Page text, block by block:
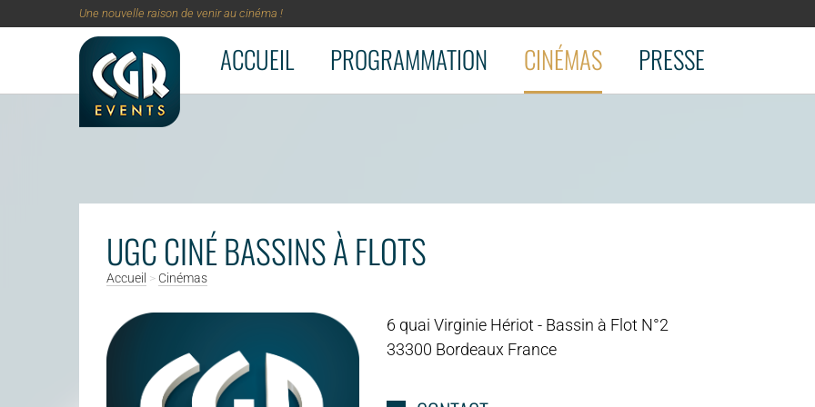
Aller au contenu principal
Une nouvelle raison de venir au cinéma !
ACCUEIL PROGRAMMATION CINÉMAS PRESSE
UGC CINÉ BASSINS À FLOTS
Accueil > Cinémas
6 quai Virginie Hériot - Bassin à Flot N°2
33300 Bordeaux France